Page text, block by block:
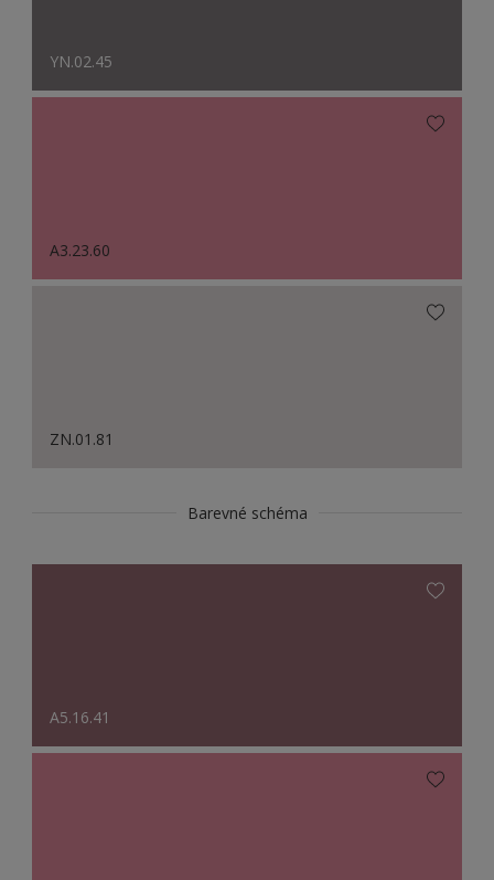
YN.02.45
A3.23.60
ZN.01.81
Barevné schéma
A5.16.41